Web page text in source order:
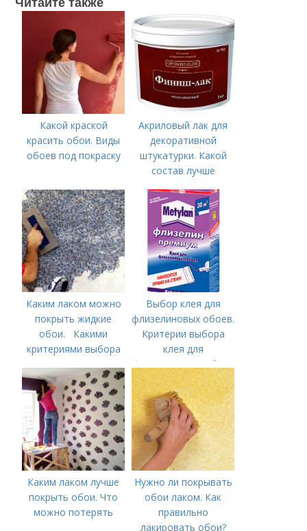
Какой краской
красить обои. Виды
обоев под покраску
Акриловый лак для
декоративной
штукатурки. Какой
состав лучше
Каким лаком можно
покрыть жидкие
обои. Какими
критериями выбора
обоев
руководствоваться
Выбор клея для
флизелиновых обоев.
Критерии выбора
клея для
флизелиновых обоев
Каким лаком лучше
покрыть обои. Что
можно потерять
Нужно ли покрывать
обои лаком. Как
правильно
лакировать обои?